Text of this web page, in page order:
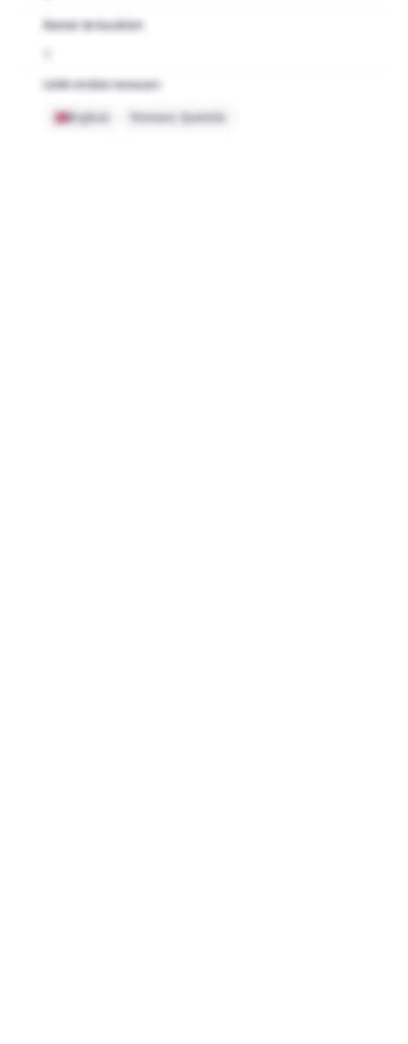
Număr de bucătării
Limbi străine necesare
Engleză Romana, Spaniola